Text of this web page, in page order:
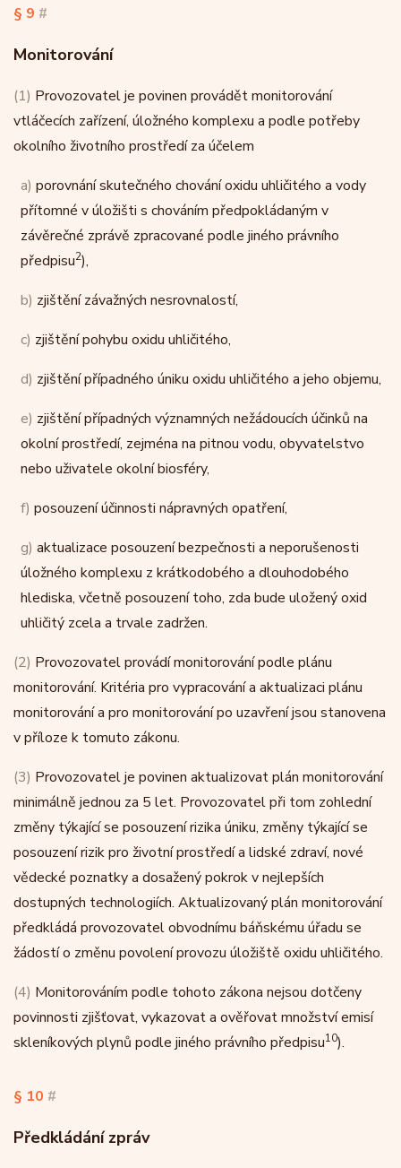
§ 9 #
Monitorování
(1) Provozovatel je povinen provádět monitorování
vtláčecích zařízení, úložného komplexu a podle potřeby
okolního životního prostředí za účelem
a) porovnání skutečného chování oxidu uhličitého a vody
přítomné v úložišti s chováním předpokládaným v
závěrečné zprávě zpracované podle jiného právního
předpisu2),
b) zjištění závažných nesrovnalostí,
c) zjištění pohybu oxidu uhličitého,
d) zjištění případného úniku oxidu uhličitého a jeho objemu,
e) zjištění případných významných nežádoucích účinků na
okolní prostředí, zejména na pitnou vodu, obyvatelstvo
nebo uživatele okolní biosféry,
f) posouzení účinnosti nápravných opatření,
g) aktualizace posouzení bezpečnosti a neporušenosti
úložného komplexu z krátkodobého a dlouhodobého
hlediska, včetně posouzení toho, zda bude uložený oxid
uhličitý zcela a trvale zadržen.
(2) Provozovatel provádí monitorování podle plánu
monitorování. Kritéria pro vypracování a aktualizaci plánu
monitorování a pro monitorování po uzavření jsou stanovena
v příloze k tomuto zákonu.
(3) Provozovatel je povinen aktualizovat plán monitorování
minimálně jednou za 5 let. Provozovatel při tom zohlední
změny týkající se posouzení rizika úniku, změny týkající se
posouzení rizik pro životní prostředí a lidské zdraví, nové
vědecké poznatky a dosažený pokrok v nejlepších
dostupných technologiích. Aktualizovaný plán monitorování
předkládá provozovatel obvodnímu báňskému úřadu se
žádostí o změnu povolení provozu úložiště oxidu uhličitého.
(4) Monitorováním podle tohoto zákona nejsou dotčeny
povinnosti zjišťovat, vykazovat a ověřovat množství emisí
skleníkových plynů podle jiného právního předpisu10).
§ 10 #
Předkládání zpráv